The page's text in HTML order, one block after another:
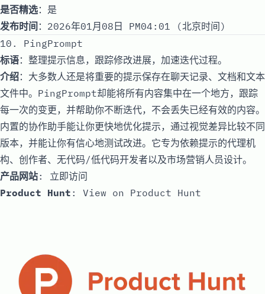
是否精选：是
发布时间 ：2026年01月08日 PM04:01 (北京时间)
10. PingPrompt
标语：整理提示信息，跟踪修改进展，加速迭代过程。
介绍：大多数人还是将重要的提示保存在聊天记录、文档和文本
文件中。PingPrompt却能将所有内容集中在一个地方，跟踪
每一次的变更，并帮助你不断迭代，不会丢失已经有效的内容。
内置的协作助手能让你更快地优化提示，通过视觉差异比较不同
版本，并能让你有信心地测试改进。它专为依赖提示的代理机
构、创作者、无代码/低代码开发者以及市场营销人员设计。
产品网站: 立即访问
Product Hunt : View on Product Hunt